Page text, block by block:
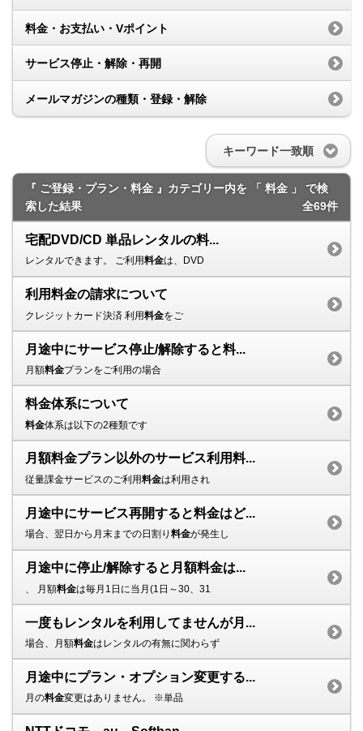
料金・お支払い・Vポイント
サービス停止・解除・再開
メールマガジンの種類・登録・解除
キーワード一致順
『 ご登録・プラン・料金 』カテゴリー内を 「 料金 」 で検
索した結果
全69件
宅配DVD/CD 単品レンタルの料...
レンタルできます。 ご利用料金は、DVD
利用料金の請求について
クレジットカード決済 利用料金をご
月途中にサービス停止/解除すると料...
月額料金プランをご利用の場合
料金体系について
料金体系は以下の2種類です
月額料金プラン以外のサービス利用料...
従量課金サービスのご利用料金は利用され
月途中にサービス再開すると料金はど...
場合、翌日から月末までの日割り 料金が発生し
月途中に停止/解除すると月額料金は...
、 月額料金は毎月1日に当月(1日～30、31
一度もレンタルを利用してませんが月...
場合、月額料金はレンタルの有無に関わらず
月途中にプラン・オプション変更する...
月の料金変更はありません。 ※単品